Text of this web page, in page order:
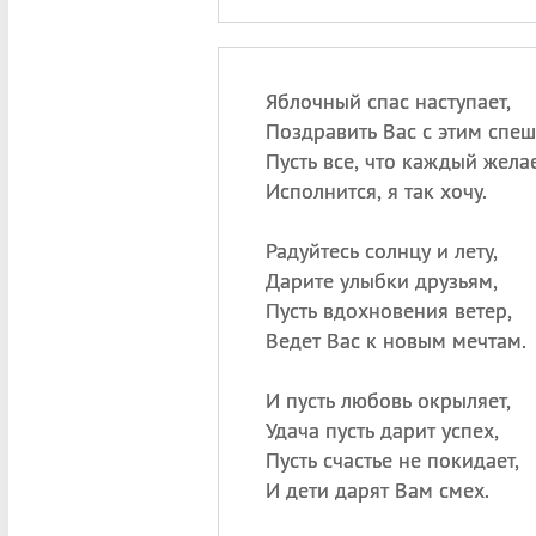
Яблочный спас наступает,
Поздравить Вас с этим
Пусть все, что каждый
Исполнится, я так хочу.
Радуйтесь солнцу и лету,
Дарите улыбки друзьям,
Пусть вдохновения ветер,
Ведет Вас к новым мечтам.
И пусть любовь окрыляет,
Удача пусть дарит успех,
Пусть счастье не покидает,
И дети дарят Вам смех.